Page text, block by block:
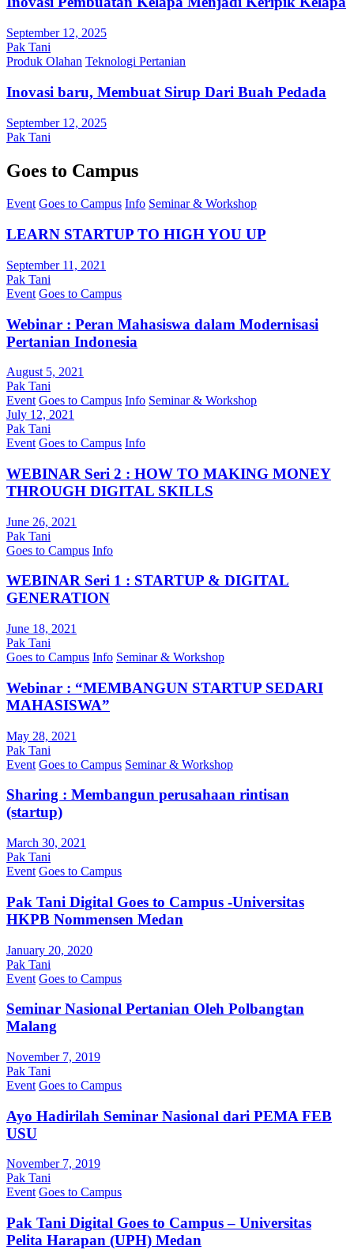
September 12, 2025
Pak Tani
Produk Olahan Teknologi Pertanian
Inovasi baru, Membuat Sirup Dari Buah Pedada
September 12, 2025
Pak Tani
Goes to Campus
Event Goes to Campus Info Seminar & Workshop
LEARN STARTUP TO HIGH YOU UP
September 11, 2021
Pak Tani
Event Goes to Campus
Webinar : Peran Mahasiswa dalam Modernisasi
Pertanian Indonesia
August 5, 2021
Pak Tani
Event Goes to Campus Info Seminar & Workshop
July 12, 2021
Pak Tani
Event Goes to Campus Info
WEBINAR Seri 2 : HOW TO MAKING MONEY
THROUGH DIGITAL SKILLS
June 26, 2021
Pak Tani
Goes to Campus Info
WEBINAR Seri 1 : STARTUP & DIGITAL
GENERATION
June 18, 2021
Pak Tani
Goes to Campus Info Seminar & Workshop
Webinar : “MEMBANGUN STARTUP SEDARI
MAHASISWA”
May 28, 2021
Pak Tani
Event Goes to Campus Seminar & Workshop
Sharing : Membangun perusahaan rintisan
(startup)
March 30, 2021
Pak Tani
Event Goes to Campus
Pak Tani Digital Goes to Campus -Universitas
HKPB Nommensen Medan
January 20, 2020
Pak Tani
Event Goes to Campus
Seminar Nasional Pertanian Oleh Polbangtan
Malang
November 7, 2019
Pak Tani
Event Goes to Campus
Ayo Hadirilah Seminar Nasional dari PEMA FEB
USU
November 7, 2019
Pak Tani
Event Goes to Campus
Pak Tani Digital Goes to Campus – Universitas
Pelita Harapan (UPH) Medan